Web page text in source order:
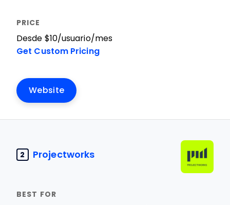
Desde $10/usuario/mes
Get Custom Pricing
Website
2 Projectworks